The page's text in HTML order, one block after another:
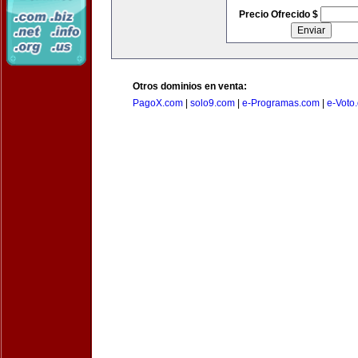
Precio Ofrecido $
Otros dominios en venta:
PagoX.com
solo9.com e-Programas.com e-